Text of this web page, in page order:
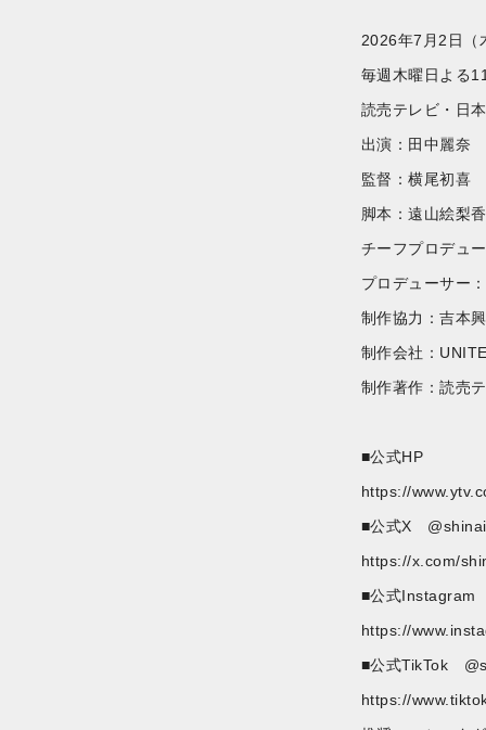
2026年7月2日（
毎週木曜日よる
読売テレビ・日
出演：田中麗奈
監督：横尾初
脚本：遠山絵梨香
チーフプロデュ
プロデューサー
制作協力：吉本
制作会社：
制作著作：読売
■公式HP
https://
■公式X
https://x.com/
■公式
https://
■公式TikTok
https://